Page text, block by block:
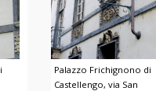
Palazzo Frichignono di
Castellengo, via San